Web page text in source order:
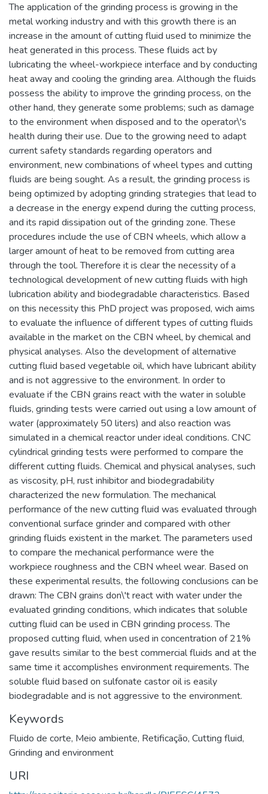
The application of the grinding process is growing in the
metal working industry and with this growth there is an
increase in the amount of cutting fluid used to minimize the
heat generated in this process. These fluids act by
lubricating the wheel-workpiece interface and by conducting
heat away and cooling the grinding area. Although the fluids
possess the ability to improve the grinding process, on the
other hand, they generate some problems; such as damage
to the environment when disposed and to the operator\'s
health during their use. Due to the growing need to adapt
current safety standards regarding operators and
environment, new combinations of wheel types and cutting
fluids are being sought. As a result, the grinding process is
being optimized by adopting grinding strategies that lead to
a decrease in the energy expend during the cutting process,
and its rapid dissipation out of the grinding zone. These
procedures include the use of CBN wheels, which allow a
larger amount of heat to be removed from cutting area
through the tool. Therefore it is clear the necessity of a
technological development of new cutting fluids with high
lubrication ability and biodegradable characteristics. Based
on this necessity this PhD project was proposed, wich aims
to evaluate the influence of different types of cutting fluids
available in the market on the CBN wheel, by chemical and
physical analyses. Also the development of alternative
cutting fluid based vegetable oil, which have lubricant ability
and is not aggressive to the environment. In order to
evaluate if the CBN grains react with the water in soluble
fluids, grinding tests were carried out using a low amount of
water (approximately 50 liters) and also reaction was
simulated in a chemical reactor under ideal conditions. CNC
cylindrical grinding tests were performed to compare the
different cutting fluids. Chemical and physical analyses, such
as viscosity, pH, rust inhibitor and biodegradability
characterized the new formulation. The mechanical
performance of the new cutting fluid was evaluated through
conventional surface grinder and compared with other
grinding fluids existent in the market. The parameters used
to compare the mechanical performance were the
workpiece roughness and the CBN wheel wear. Based on
these experimental results, the following conclusions can be
drawn: The CBN grains don\'t react with water under the
evaluated grinding conditions, which indicates that soluble
cutting fluid can be used in CBN grinding process. The
proposed cutting fluid, when used in concentration of 21%
gave results similar to the best commercial fluids and at the
same time it accomplishes environment requirements. The
soluble fluid based on sulfonate castor oil is easily
biodegradable and is not aggressive to the environment.
Keywords
Fluido de corte, Meio ambiente, Retificação, Cutting fluid,
Grinding and environment
URI